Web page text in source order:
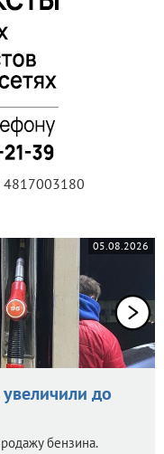
4817003180
05.08.2026
до
бензина.